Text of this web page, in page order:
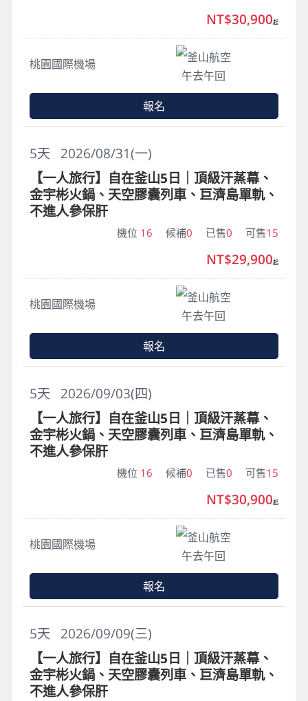
桃園國際機場
釜山航空
午去午回
NT$30,900起
報名
2026/08/31(一)
5天
【一人旅行】自在釜山5日｜頂級汗蒸幕、
金宇彬火鍋、天空膠囊列車、巨濟島單軌、
不進人參保肝
機位 16 候補0 已售0 可售15
桃園國際機場
釜山航空
午去午回
NT$29,900起
報名
2026/09/03(四)
5天
【一人旅行】自在釜山5日｜頂級汗蒸幕、
金宇彬火鍋、天空膠囊列車、巨濟島單軌、
不進人參保肝
機位 16 候補0 已售0 可售15
桃園國際機場
釜山航空
午去午回
NT$30,900起
報名
2026/09/09(三)
5天
【一人旅行】自在釜山5日｜頂級汗蒸幕、
金宇彬火鍋、天空膠囊列車、巨濟島單軌、
不進人參保肝